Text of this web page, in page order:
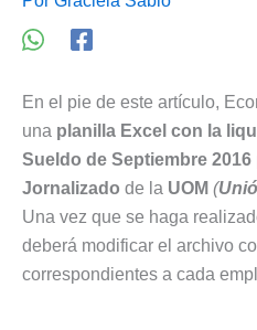
En el pie de este artículo,
una planilla Excel con la
Sueldo de Septiembre 2016
Jornalizado de la UOM (
Una vez que se haga
deberá modificar el archivo
correspondientes a cada